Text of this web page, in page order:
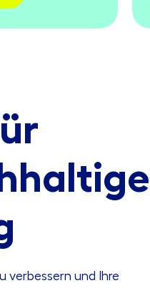
verbessern und Ihre